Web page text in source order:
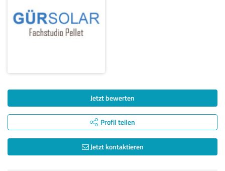
Jetzt bewerten
Profil teilen
Jetzt kontaktieren